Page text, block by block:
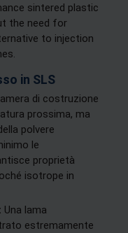
sintered plastic
the need for
to injection
in SLS
di costruzione
prossima, ma
polvere
le
proprietà
isotrope in
Una lama
estremamente